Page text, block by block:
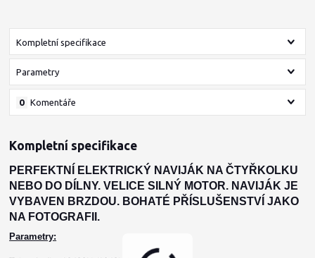
Kompletní specifikace
Parametry
Komentáře
0
Kompletní specifikace
PERFEKTNÍ ELEKTRICKÝ NAVIJÁK NA ČTYŘKOLKU
NEBO DO DÍLNY. VELICE SILNÝ MOTOR. NAVIJÁK JE
VYBAVEN BRZDOU. BOHATÉ PŘÍSLUŠENSTVÍ JAKO
NA FOTOGRAFII.
Parametry: